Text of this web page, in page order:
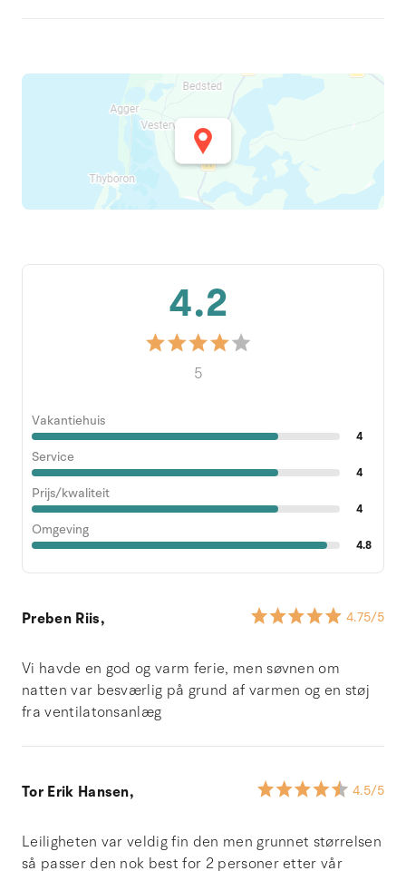
4.2
5
Vakantiehuis
4
Service
4
Prijs/kwaliteit
4
Omgeving
4.8
Preben Riis, 4.75/5
Vi havde en god og varm ferie, men søvnen om
natten var besværlig på grund af varmen og en støj
fra ventilatonsanlæg
Tor Erik Hansen, 4.5/5
Leiligheten var veldig fin den men grunnet størrelsen
så passer den nok best for 2 personer etter vår